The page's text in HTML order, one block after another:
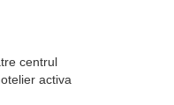
centrul
activa